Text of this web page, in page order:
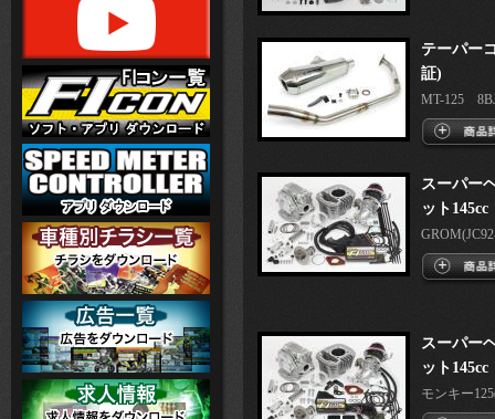
テーパー
証)
MT-125
スーパー
ット145cc
スーパー
ット145cc
モンキー